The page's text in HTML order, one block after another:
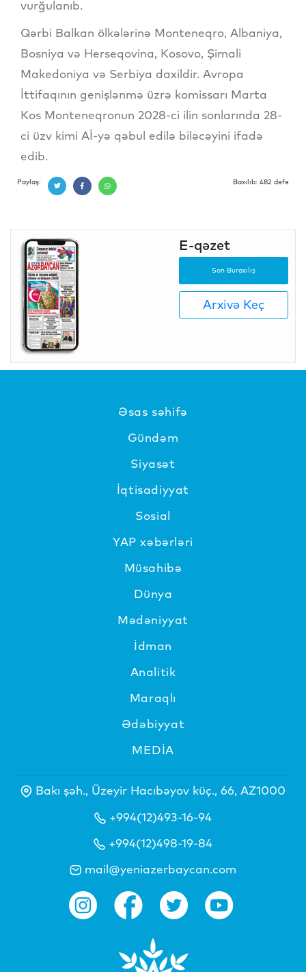
vurğulanıb.
Qərbi Balkan ölkələrinə Monteneqro, Albaniya,
Bosniya və Herseqovina, Kosovo, Şimali
Makedoniya və Serbiya daxildir. Avropa
İttifaqının genişlənmə üzrə komissarı Marta
Kos Monteneqronun 2028-ci ilin sonlarında 28-
ci üzv kimi Aİ-yə qəbul edilə biləcəyini ifadə
edib.
Paylaş: Baxılıb: 482 dəfə
E-qəzet
Son Buraxılış
Arxivə Keç
Əsas səhifə
Gündəm
Siyasət
İqtisadiyyat
Sosial
YAP xəbərləri
Müsahibə
Dünya
Mədəniyyat
İdman
Analitik
Maraqlı
Ədəbiyyat
MEDİA
Bakı şəh., Üzeyir Hacıbəyov küç., 66, AZ1000
+994(12)493-16-94
+994(12)498-19-84
mail@yeniazerbaycan.com